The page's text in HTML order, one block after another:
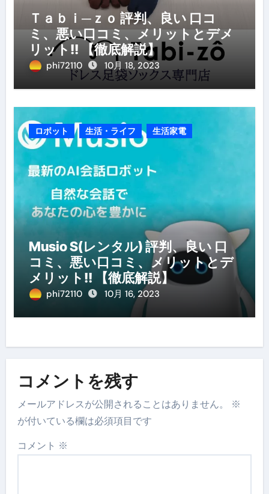
Ｔａｂｉ─ｚｏ 評判、良い 口コ
ミ、悪い口コミ、メリットとデメ
リット!! 【徹底解説】
phi72110 10月 18, 2023
ロボット 生活・ライフ 生活家電
Musio S(レンタル) 評判、良い 口
コミ、悪い口コミ、メリットとデ
メリット!! 【徹底解説】
phi72110 10月 16, 2023
コメントを残す
メールアドレスが公開されることはありません。
※
が付いている欄は必須項目です
コメント ※